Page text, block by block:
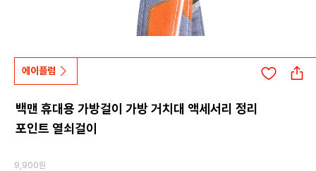
에이플럼
백맨 휴대용 가방걸이 가방 거치대 액세서리 정리
포인트 열쇠걸이
9,900원